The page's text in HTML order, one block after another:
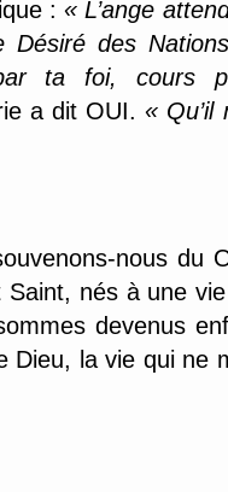
:« L’ange
Désiré des
ta foi, cours
a dit OUI.«
nous du
Saint, nés à une
devenus
Dieu, la vie qui ne